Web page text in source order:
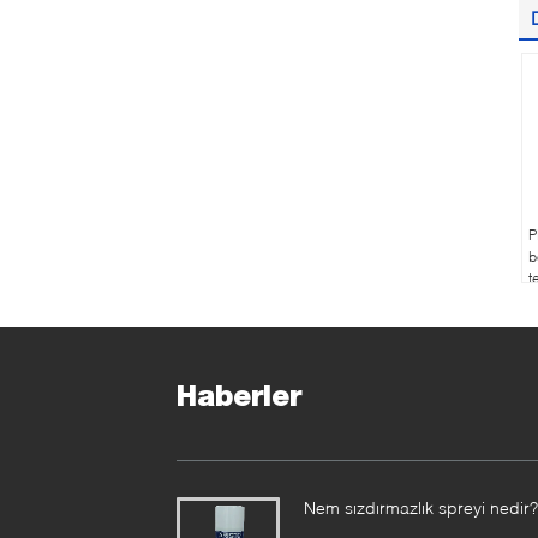
Haberler
Nem sızdırmazlık spreyi nedir?